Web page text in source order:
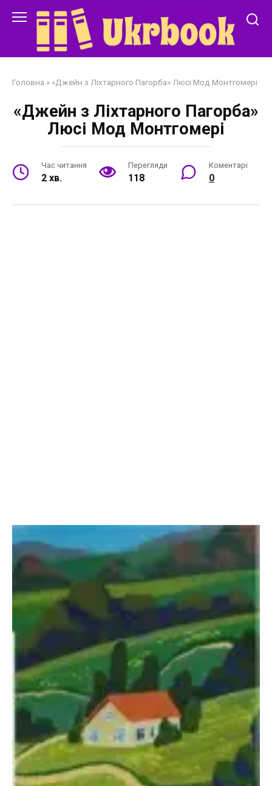
Головна » «Джейн з Ліхтарного Пагорба» Люсі Мод Монтгомері
«Джейн з Ліхтарного Пагорба»
Люсі Мод Монтгомері
Час читання
2 хв.
Перегляди
118
Коментарі
0